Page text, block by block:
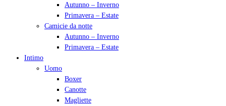
Autunno – Inverno
Primavera – Estate
Camicie da notte
Autunno – Inverno
Primavera – Estate
Intimo
Uomo
Boxer
Canotte
Magliette